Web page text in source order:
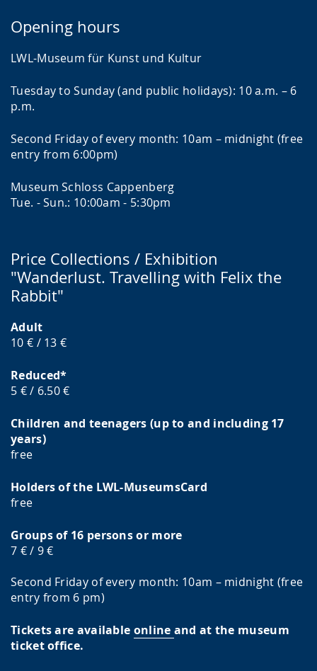
Opening hours
LWL-Museum für Kunst und Kultur
Tuesday to Sunday (and public holidays): 10 a.m. – 6
p.m.
Second Friday of every month: 10am – midnight (free
entry from 6:00pm)
Museum Schloss Cappenberg
Tue. - Sun.: 10:00am - 5:30pm
Price Collections / Exhibition
"Wanderlust. Travelling with Felix the
Rabbit"
Adult
10 € / 13 €
Reduced*
5 € / 6.50 €
Children and teenagers (up to and including 17
years)
free
Holders of the LWL-MuseumsCard
free
Groups of 16 persons or more
7 € / 9 €
Second Friday of every month: 10am – midnight (free
entry from 6 pm)
Tickets are available online and at the museum
ticket office.